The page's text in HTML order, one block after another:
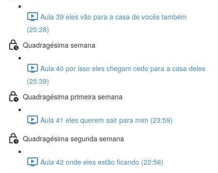
Aula 39 eles vão para a casa de vocês também
(25:28)
Quadragésima semana
Aula 40 por isso eles chegam cedo para a casa deles
(25:39)
Quadragésima primeira semana
Aula 41 eles querem sair para mim (23:59)
Quadragésima segunda semana
Aula 42 onde eles estão ficando (22:56)